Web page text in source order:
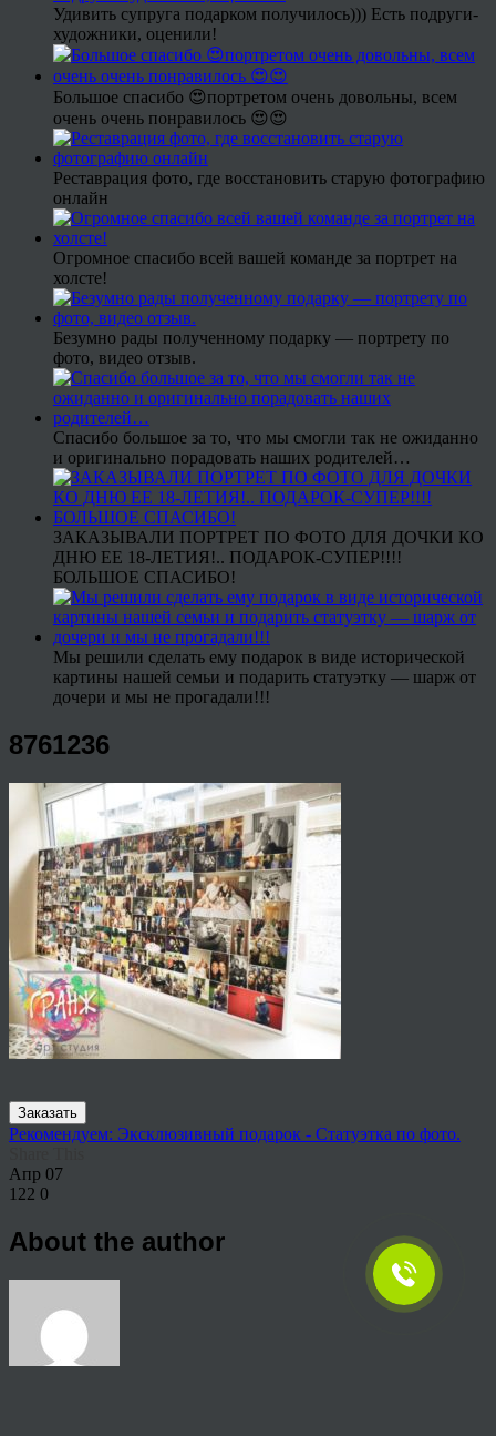
Удивить супруга подарком получилось))) Есть подруги-
художники, оценили!
Большое спасибо 😍портретом очень довольны, всем
очень очень понравилось 😍😍
Реставрация фото, где восстановить старую фотографию
онлайн
Огромное спасибо всей вашей команде за портрет на
холсте!
Безумно рады полученному подарку — портрету по
фото, видео отзыв.
Спасибо большое за то, что мы смогли так не ожиданно
и оригинально порадовать наших родителей…
ЗАКАЗЫВАЛИ ПОРТРЕТ ПО ФОТО ДЛЯ ДОЧКИ КО
ДНЮ ЕЕ 18-ЛЕТИЯ!.. ПОДАРОК-СУПЕР!!!!
БОЛЬШОЕ СПАСИБО!
Мы решили сделать ему подарок в виде исторической
картины нашей семьи и подарить статуэтку — шарж от
дочери и мы не прогадали!!!
8761236
Заказать
Рекомендуем: Эксклюзивный подарок - Статуэтка по фото.
Апр 07
122 0
About the author